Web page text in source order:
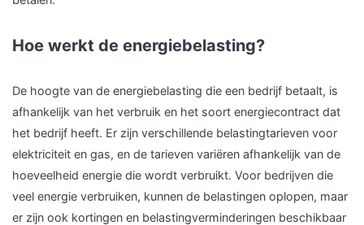
Hoe werkt de energiebelasting?
De hoogte van de energiebelasting die een bedrijf betaalt, is
afhankelijk van het verbruik en het soort energiecontract dat
het bedrijf heeft. Er zijn verschillende belastingtarieven voor
elektriciteit en gas, en de tarieven variëren afhankelijk van de
hoeveelheid energie die wordt verbruikt. Voor bedrijven die
veel energie verbruiken, kunnen de belastingen oplopen, maar
er zijn ook kortingen en belastingverminderingen beschikbaar